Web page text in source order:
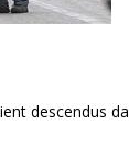
descendus